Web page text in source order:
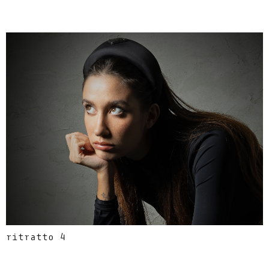
ritratto 4